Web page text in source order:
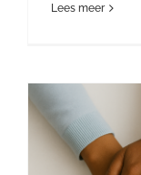
Lees meer